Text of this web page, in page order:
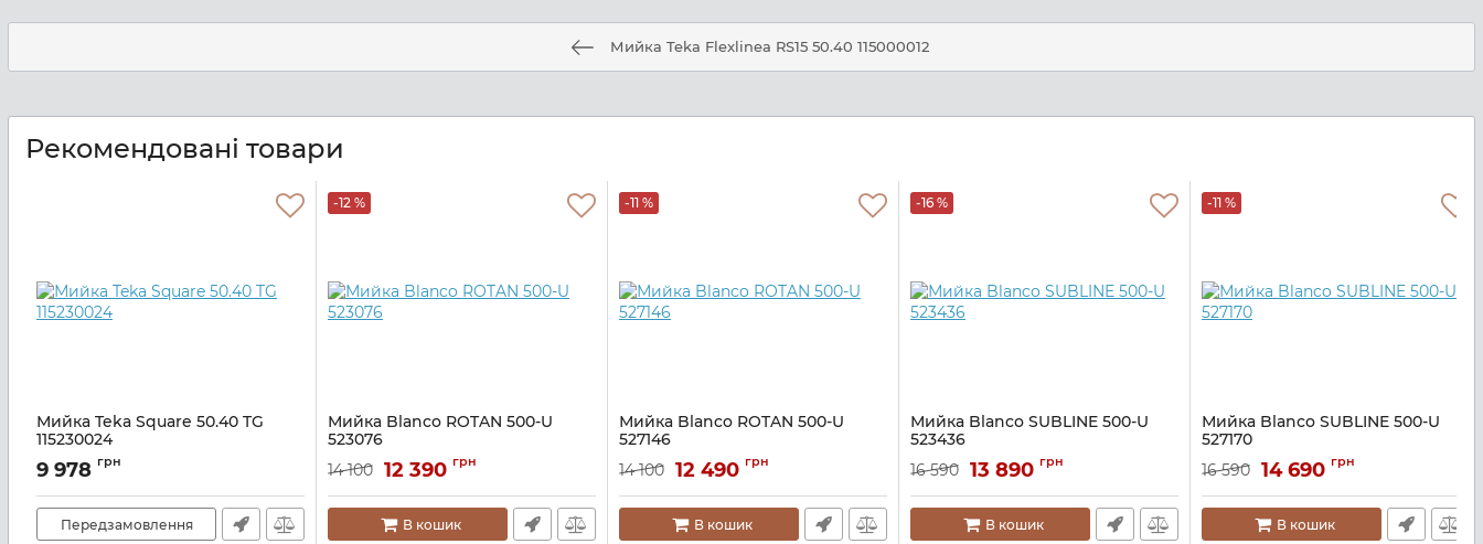
Мийка Teka Flexlinea RS15 50.40 115000012
Рекомендовані товари
Мийка Teka Square 50.40 TG
115230024
Артикул: A136895
9 978 грн
Передзамовлення
-12 %
Мийка Blanco ROTAN 500-U
523076
Артикул:A137578
14 100 12 390 грн
В кошик
-11 %
Мийка Blanco ROTAN 500-U
527146
Артикул:A140974
14 100 12 490 грн
В кошик
-16 %
Мийка Blanco SUBLINE 500-U
523436
Артикул: A128529
16 590 13 890 грн
В кошик
-11 %
Мийка Blanco SUBLINE 500-U
527170
Артикул: A140987
16 590 14 690 грн
В кошик